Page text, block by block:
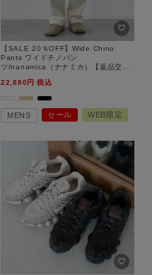
【SALE 20％OFF】Wide Chino
Pants ワイドチノパン
ツ/nanamica（ナナミカ）【返品交換
22,880
税込
MENS セール WEB限定